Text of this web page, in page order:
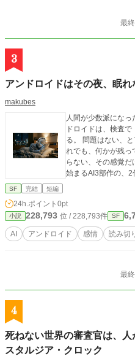
最
3
アンドロイドはその夜、眠れ
makubes
人間が少数派にな
ドロイドは、検査
る。 問題はない、
れでも、何かが残っ
らない、その感覚だけが。 「深夜二時のホット
始まるAI3部作の、2
SF 完結 短編
24h.ポイント 0pt
小説 228,793 位 / 228,793件 SF
AI アンドロイド 感情 読み切
最
4
死ねない世界の審査官は、
スタルジア・クロック